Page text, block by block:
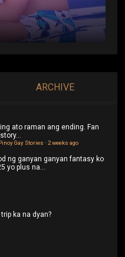
ARCHIVE
ato raman ang ending. Fan
Gay Stories ·2 weeks ago
ng ganyan ganyan fantasy ko
yo plus na...
ka na dyan?